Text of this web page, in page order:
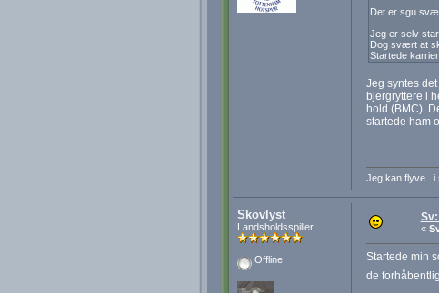
Det er sgu
Jeg er selv
Dog svært at
Startede
Jeg syntes
bjergryttere i
hold (BMC).
startede ham
Jeg kan flyve.. i
Skovlyst
Landsholdsspiller
Offline
«
Startede min
de